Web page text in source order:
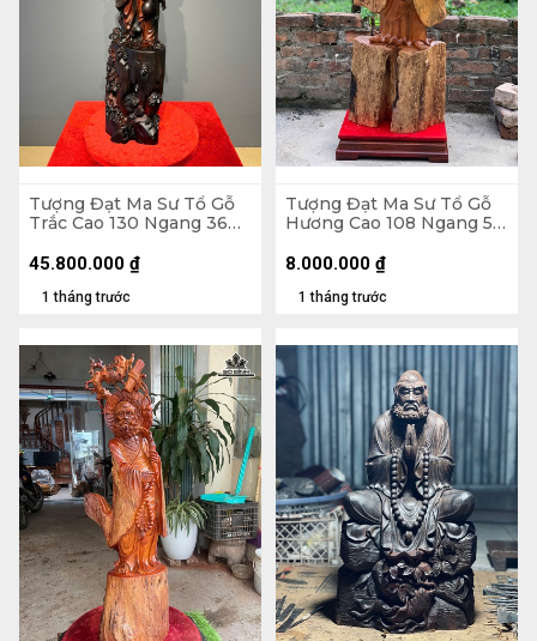
Tượng Đạt Ma Sư Tổ Gỗ
Trắc Cao 130 Ngang 36
1 tháng trước
45.800.000 ₫
Tượng Đạt Ma Sư Tổ Gỗ
Hương Cao 108 Ngang 58
1 tháng trước
8.000.000 ₫